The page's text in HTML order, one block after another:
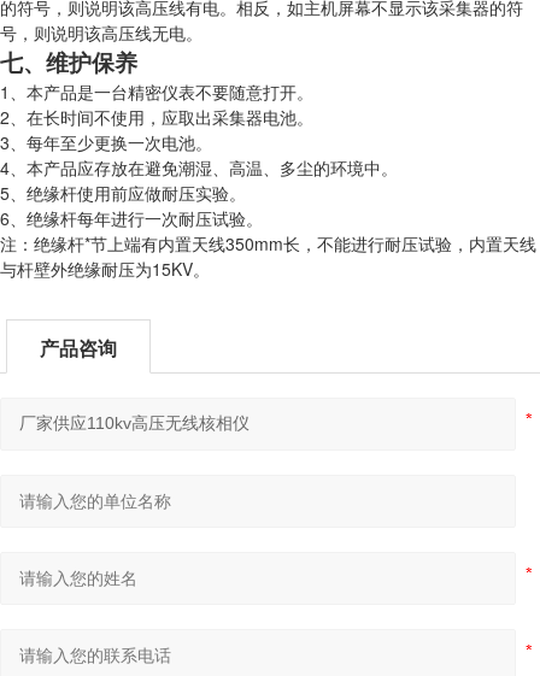
的符号，则说明该高压线有电。相反，如主机屏幕不显示该采集器的符
号，则说明该高压线无电。
七、维护保养
1、本产品是一台精密仪表不要随意打开。
2、在长时间不使用，应取出采集器电池。
3、每年至少更换一次电池。
4、本产品应存放在避免潮湿、高温、多尘的环境中。
5、绝缘杆使用前应做耐压实验。
6、绝缘杆每年进行一次耐压试验。
注：绝缘杆*节上端有内置天线350mm长，不能进行耐压试验，内置天线
与杆壁外绝缘耐压为15KV。
产品咨询